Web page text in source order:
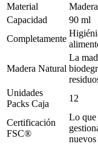
Material
Madera
Capacidad
90 ml
Completamente
Madera Natural
La
Unidades
Packs Caja
12
Certificación
FSC®
Lo que